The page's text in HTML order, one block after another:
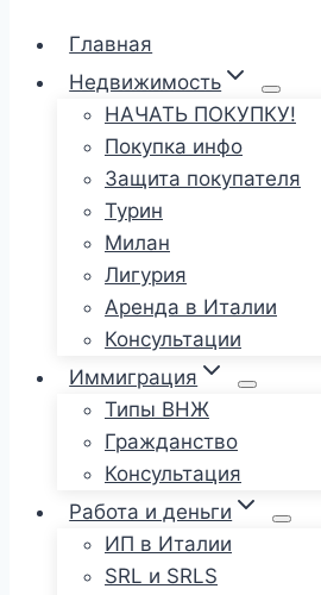
Главная
Недвижимость
НАЧАТЬ ПОКУПКУ!
Покупка инфо
Защита покупателя
Турин
Милан
Лигурия
Аренда в Италии
Консультации
Иммиграция
Типы ВНЖ
Гражданство
Консультация
Работа и деньги
ИП в Италии
SRL и SRLS